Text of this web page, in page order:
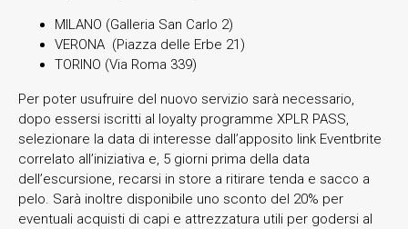
MILANO (Galleria San Carlo 2)
VERONA (Piazza delle Erbe 21)
TORINO (Via Roma 339)
Per poter usufruire del nuovo servizio sarà necessario,
dopo essersi iscritti al loyalty programme XPLR PASS,
selezionare la data di interesse dall’apposito link Eventbrite
correlato all’iniziativa e, 5 giorni prima della data
dell’escursione, recarsi in store a ritirare tenda e sacco a
pelo. Sarà inoltre disponibile uno sconto del 20% per
eventuali acquisti di capi e attrezzatura utili per godersi al